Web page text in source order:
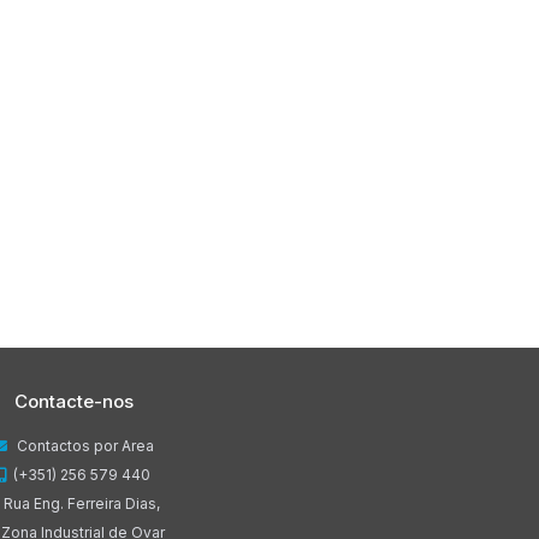
Contacte-nos
Contactos por Area
(+351) 256 579 440
Rua Eng. Ferreira Dias,
Zona Industrial de Ovar